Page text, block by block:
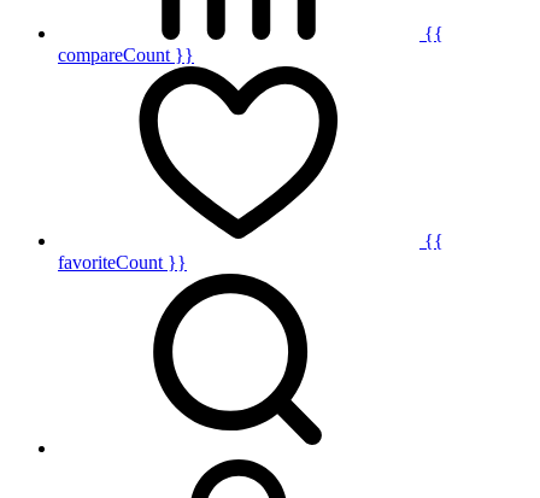
{{
compareCount }}
{{
favoriteCount }}